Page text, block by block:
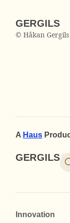
GERGILS
© Håkan Gergils
A Haus
GERGILS
Innovation